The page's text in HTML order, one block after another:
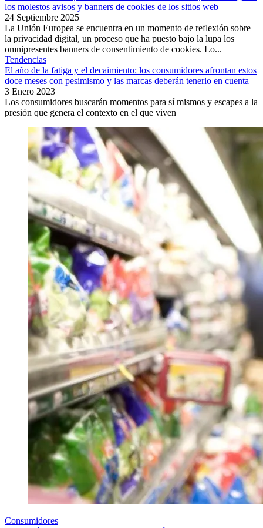
los molestos avisos y banners de cookies de los sitios web
24 Septiembre 2025
La Unión Europea se encuentra en un momento de reflexión sobre
la privacidad digital, un proceso que ha puesto bajo la lupa los
omnipresentes banners de consentimiento de cookies. Lo...
Tendencias
El año de la fatiga y el decaimiento: los consumidores afrontan estos
doce meses con pesimismo y las marcas deberán tenerlo en cuenta
3 Enero 2023
Los consumidores buscarán momentos para sí mismos y escapes a la
presión que genera el contexto en el que viven
Consumidores